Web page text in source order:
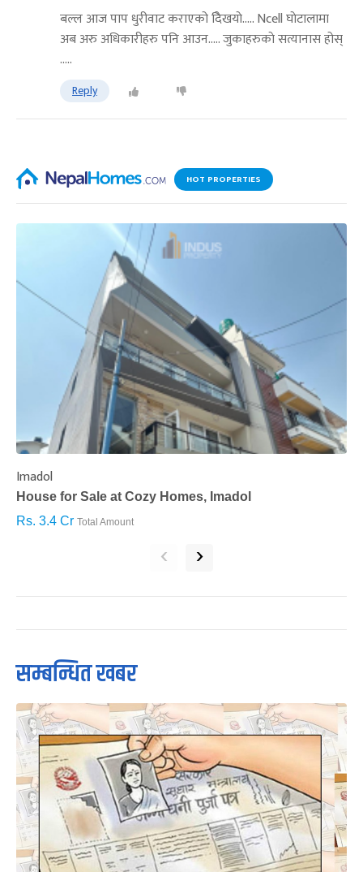
बल्ल आज पाप धुरीवाट कराएको देिखयाे..... Ncell घाेटालामा
अब अरु अधिकारीहरु पनि आउन..... जुकाहरुकाे सत्यानास होस्
.....
Reply
HOT PROPERTIES
Imadol
House for Sale at Cozy Homes, Imadol
Rs. 3.4 Cr Total Amount
‹ ›
सम्बन्धित खबर